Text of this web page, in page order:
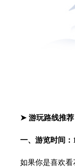
➤ 游玩路线推荐
一、游览时间
如果你是喜欢